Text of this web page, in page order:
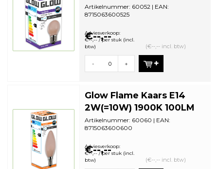
Artikelnummer: 60052 | EAN:
8715063600525
€--,--
Adviesverkoop:
€--,-- / per stuk (incl.
btw)
(€--,-- incl. btw)
- +
Glow Flame Kaars E14
2W(=10W) 1900K 100LM
Artikelnummer: 60060 | EAN:
8715063600600
€--,--
Adviesverkoop:
€--,-- / per stuk (incl.
btw)
(€--,-- incl. btw)